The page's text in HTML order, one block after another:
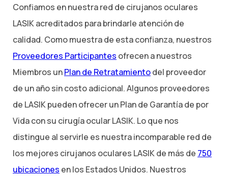
Confiamos en nuestra red de cirujanos oculares
LASIK acreditados para brindarle atención de
calidad. Como muestra de esta confianza, nuestros
Proveedores Participantes ofrecen a nuestros
Miembros unPlan de Retratamientodel proveedor
de un año sin costo adicional. Algunos proveedores
de LASIK pueden ofrecer un Plan de Garantía de por
Vida con su cirugía ocular LASIK. Lo que nos
distingue al servirle es nuestra incomparable red de
los mejores cirujanos oculares LASIK de más de 750
ubicaciones en los Estados Unidos. Nuestros